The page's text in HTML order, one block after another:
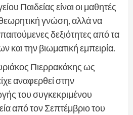
Παιδείας είναι οι μαθητές
γνώση, αλλά να
δεξιότητες από τα
και την βιωματική εμπειρία.
Πιερρακάκης ως
αναφερθεί στην
του συγκεκριμένου
από τον Σεπτέμβριο του